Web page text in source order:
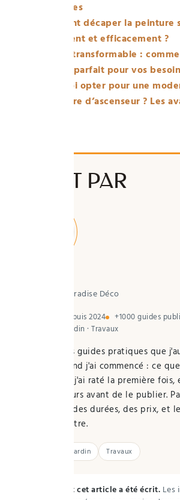
et astuces
Comment décaper la peinture
facilement et efficacement ?
Échelle transformable :
modèle parfait pour vos
Pourquoi opter pour une
modulaire d’ascenseur ? Les
ÉCRIT PAR
Auteur de Paradise Déco
En ligne depuis 2024
+1000 guides
Maison · Jardin · Travaux
J'écris ici les guides pratiques que
trouver quand j'ai commencé : ce
moi, ce que j'ai raté la première fois,
vérifié ailleurs avant de le publier.
des gestes, des durées, des prix, et
pas commettre.
Jardin Travaux
Comment cet article a été écrit. Les